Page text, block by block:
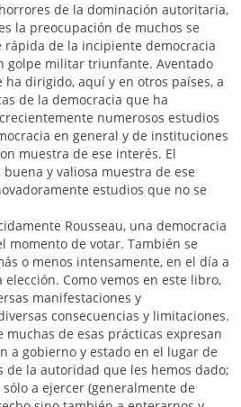
de la dominación autoritaria,
la preocupación de muchos se
de la incipiente democracia
golpe militar triunfante. Aventado
ha dirigido, aquí y en otros países, a
de la democracia que ha
numerosos estudios
en general y de instituciones
muestra de ese interés. El
y valiosa muestra de ese
estudios que no se
Rousseau, una democracia
momento de votar. También se
o menos intensamente, en el día a
Como vemos en este libro,
manifestaciones y
consecuencias y limitaciones.
de esas prácticas expresan
a gobierno y estado en el lugar de
de la autoridad que les hemos dado;
a ejercer (generalmente de